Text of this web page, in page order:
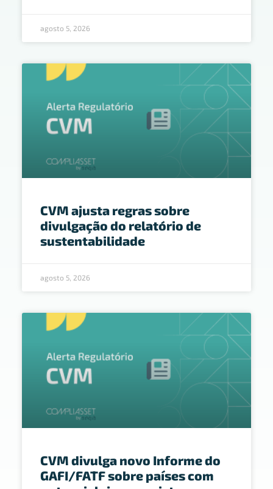
agosto 5, 2026
CVM ajusta regras sobre
divulgação do relatório de
sustentabilidade
agosto 5, 2026
CVM divulga novo Informe do
GAFI/FATF sobre países com